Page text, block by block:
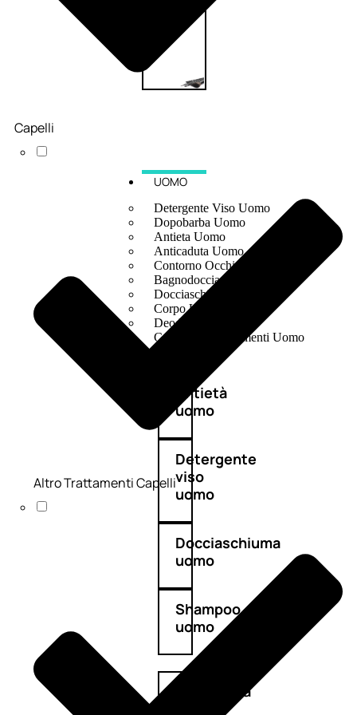
UOMO
Detergente Viso Uomo
Dopobarba Uomo
Antieta Uomo
Anticaduta Uomo
Contorno Occhi Uomo
Bagnodoccia Uomo Profumi
Docciaschiuma Uomo
Corpo Uomo
Deodoranti Uomo
Confezioni Trattamenti Uomo
Antietà
uomo
Detergente
viso
uomo
Docciaschiuma
uomo
Shampoo
uomo
Dopobarba
Capelli
Altro Trattamenti Capelli